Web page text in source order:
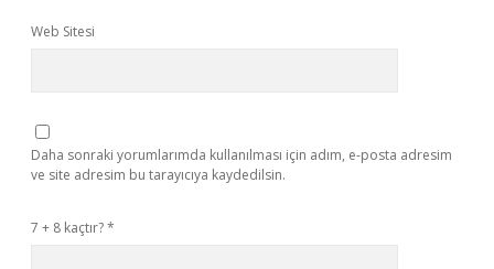
Web Sitesi
Daha sonraki yorumlarımda kullanılması için adım, e-posta adresim
ve site adresim bu tarayıcıya kaydedilsin.
7 + 8 kaçtır?*